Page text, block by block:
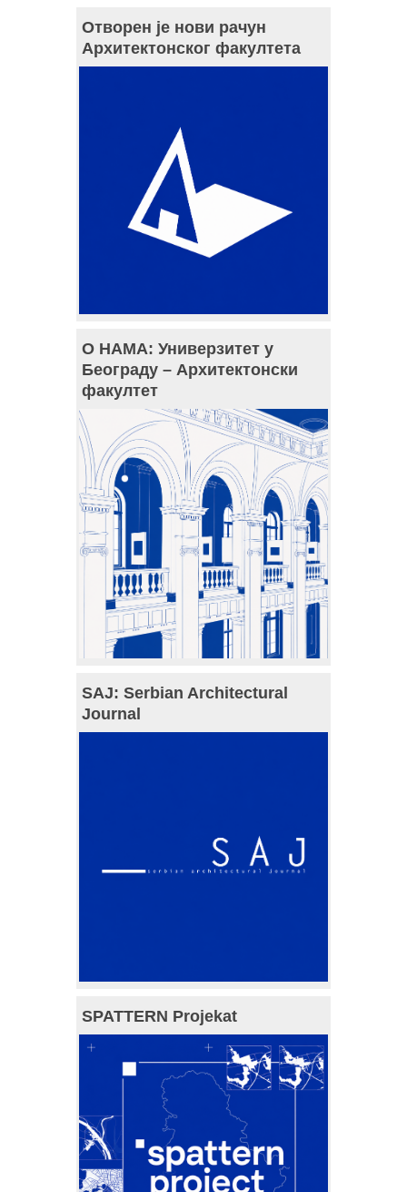
Отворен је нови рачун
Архитектонског факултета
О НАМА: Универзитет у
Београду – Архитектонски
факултет
SAJ: Serbian Architectural
Journal
SPATTERN Projekat